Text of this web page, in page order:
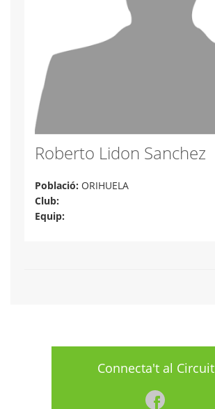
Roberto Lidon Sanchez
Població: ORIHUELA
Club:
Equip:
Connecta't al Circuit